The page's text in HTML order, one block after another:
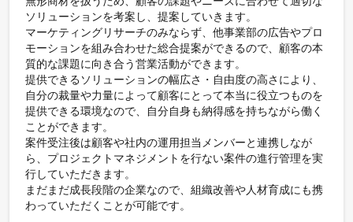
ソリューションを考案し、提案していきます。
マーケティングリサーチのみならず、他事業部の広告やプロ
モーションを組み合わせた総合提案ができるので、顧客の本
質的な課題に向き合う営業活動ができます。
提供できるソリューションの幅広さ・自由度の高さにより、
自分の裁量や力量によって顧客にとって本当に役立つものを
提供できる環境なので、自分自身も納得感を持ちながら働く
ことができます。
案件受注後は顧客や社内の運用担当メンバーと連携しなが
ら、プロジェクトマネジメントを行ない案件の進行管理を実
行していただきます。
まだまだ成長段階の企業なので、組織改善や人材育成にも携
わっていただくことが可能です。